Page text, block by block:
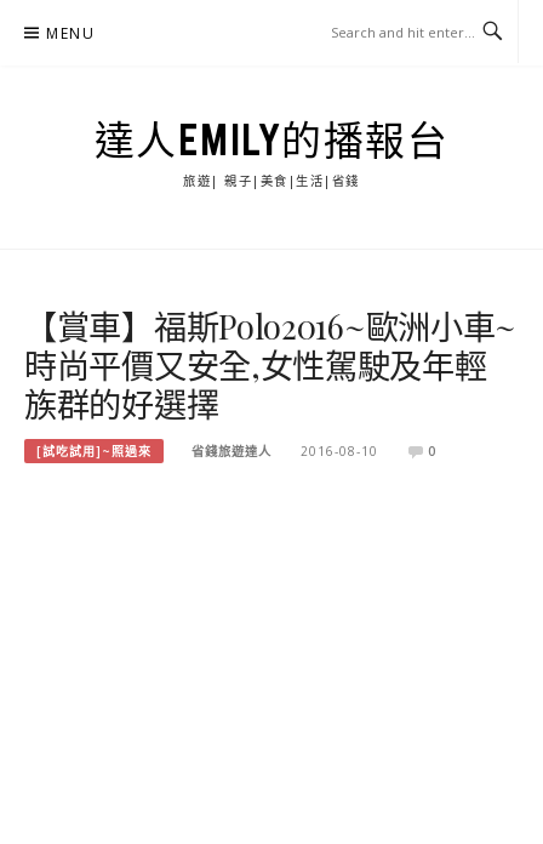
MENU
達人EMILY的播報台
旅遊| 親子|美食|生活|省錢
【賞車】福斯Polo2016~歐洲小車~
時尚平價又安全,女性駕駛及年輕
族群的好選擇
[試吃試用]~照過來 省錢旅遊達人 2016-08-10 0